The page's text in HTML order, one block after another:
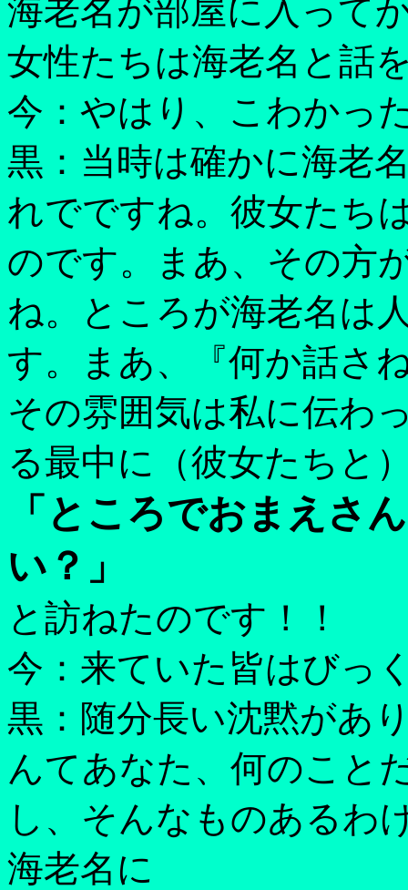
海老名が部屋に入って
女性たちは海老名と話
今：やはり、こわかっ
黒：当時は確かに海老
れでですね。彼女たち
のです。まあ、その方
ね。ところが海老名は
す。まあ、『何か話さ
その雰囲気は私に伝わ
る最中に（彼女たちと
「ところでおまえさ
い？」
と訪ねたのです！！
今：来ていた皆はびっ
黒：随分長い沈黙があ
んてあなた、何のこと
し、そんなものあるわ
海老名に